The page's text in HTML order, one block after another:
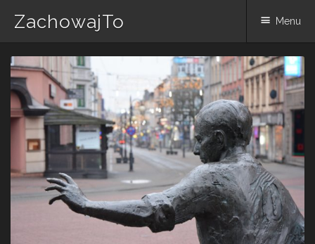
ZachowajTo Menu
Skip
to
content